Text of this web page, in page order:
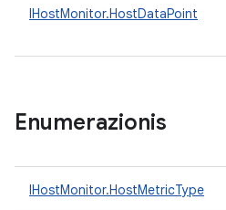
IHostMonitor.HostDataPoint
Enumerazionis
IHostMonitor.HostMetricType